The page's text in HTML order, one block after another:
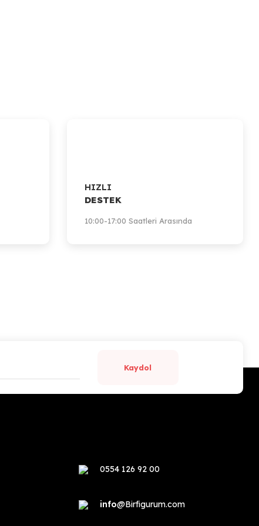
HIZLI
DESTEK
10:00-17:00 Saatleri Arasında
Kaydol
0554 126 92 00
info@Birfigurum.com